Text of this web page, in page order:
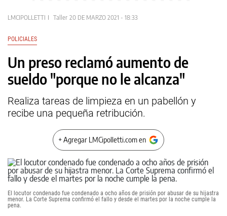
LMCIPOLLETTI Taller 20 DE MARZO 2021 - 18:33
POLICIALES
Un preso reclamó aumento de
sueldo "porque no le alcanza"
Realiza tareas de limpieza en un pabellón y
recibe una pequeña retribución.
+ Agregar LMCipolletti.com en
El locutor condenado fue condenado a ocho años de prisión por abusar de su hijastra
menor. La Corte Suprema confirmó el fallo y desde el martes por la noche cumple la
pena.